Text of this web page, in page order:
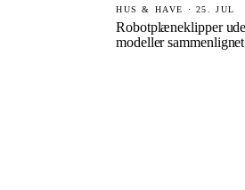
HUS & HAVE · 25. JUL
Robotplæneklipper
modeller sammenlignet